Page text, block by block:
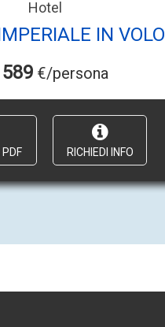
Hotel
IN VOLO
589€/persona
RICHIEDI INFO